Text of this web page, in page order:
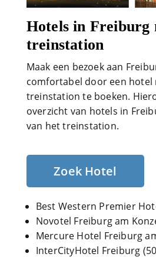
Hotels in Freiburg
treinstation
Maak een bezoek aan
comfortabel door een hotel
treinstation te boeken.
overzicht van hotels in
van het treinstation.
Zoek Hotel
Best Western Premier
Novotel Freiburg am
Mercure Hotel Freiburg
InterCityHotel Freiburg